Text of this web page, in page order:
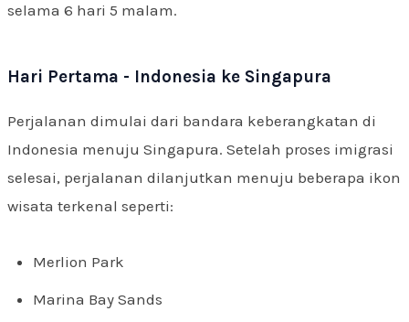
selama 6 hari 5 malam.
Hari Pertama - Indonesia ke Singapura
Perjalanan dimulai dari bandara keberangkatan di
Indonesia menuju Singapura. Setelah proses imigrasi
selesai, perjalanan dilanjutkan menuju beberapa ikon
wisata terkenal seperti:
Merlion Park
Marina Bay Sands